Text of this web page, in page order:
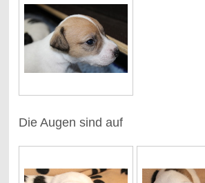
Die Augen sind auf